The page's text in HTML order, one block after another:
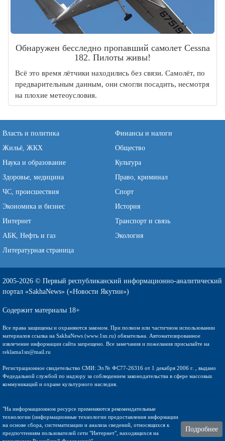
Обнаружен бесследно пропавший самолет Cessna
182. Пилоты живы!
Всё это время лётчики находились без связи. Самолёт, по
предварительным данным, они смогли посадить, несмотря
на плохие метеоусловия.
Власть и политика
Финансы и налоги
Жильё, ЖКХ
Общество
Наука и образование
Культура
Здоровье, медицина
Право, криминал
ЧС, происшествия
Спорт
Экономика и бизнес
История
Интернет
Транспорт и связь
АБК, Нефть и газ
Экология
Литературная страница
2005-2026 © Первый республиканский информационно-аналитический
портал «SakhaNews» («Новости Якутии»)
Содержит материалы 18+
Все права защищены и охраняются законом. При полном или частичном использовании
материалов ссылка на SakhaNews (www.1sn.ru) обязательна. Автоматизированное
извлечение информации сайта запрещено. Все замечания и пожелания присылайте на
reklama1sn@mail.ru
Регистрационное свидетельство СМИ: Эл № ФС77-26316 от 1 декабря 2006 г. , выдано
Федедальной службой по надзору за соблюдением законодательства в сфере массовых
коммуникаций и охране культурного наследия.
"На информационном ресурсе применяются рекомендательные
технологии (информационные технологии предоставления информации
на основе сбора, систематизации и анализа сведений, относящихся к
предпочтениям пользователей сети "Интернет", находящихся на
Подробнее